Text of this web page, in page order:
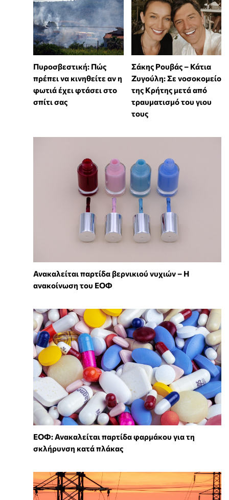
Πυροσβεστική: Πώς
πρέπει να κινηθείτε αν η
φωτιά έχει φτάσει στο
σπίτι σας
Σάκης Ρουβάς – Κάτια
Ζυγούλη: Σε νοσοκομείο
της Κρήτης μετά από
τραυματισμό του γιου
τους
Ανακαλείται παρτίδα βερνικιού νυχιών – Η
ανακοίνωση του ΕΟΦ
ΕΟΦ: Ανακαλείται παρτίδα φαρμάκου για τη
σκλήρυνση κατά πλάκας